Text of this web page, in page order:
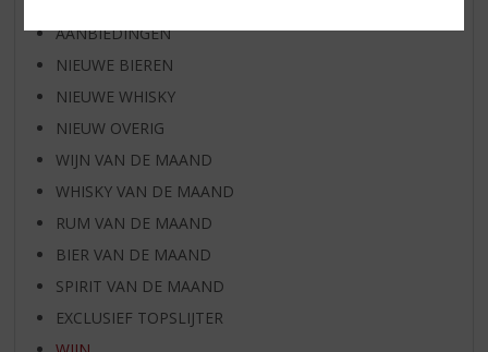
AANBIEDINGEN
NIEUWE BIEREN
NIEUWE WHISKY
NIEUW OVERIG
WIJN VAN DE MAAND
WHISKY VAN DE MAAND
RUM VAN DE MAAND
BIER VAN DE MAAND
SPIRIT VAN DE MAAND
EXCLUSIEF TOPSLIJTER